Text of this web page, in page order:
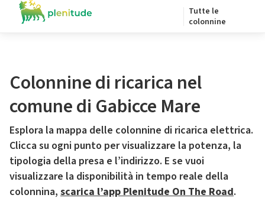
Tutte le
colonnine
Colonnine di ricarica nel
comune di Gabicce Mare
Esplora la mappa delle colonnine di ricarica elettrica.
Clicca su ogni punto per visualizzare la potenza, la
tipologia della presa e l’indirizzo. E se vuoi
visualizzare la disponibilità in tempo reale della
colonnina, scarica l’app Plenitude On The Road.